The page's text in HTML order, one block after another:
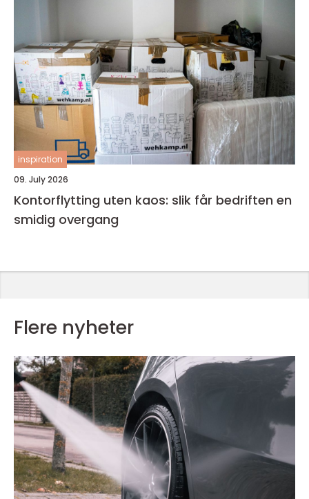
inspiration
09. July 2026
Kontorflytting uten kaos: slik får bedriften en
smidig overgang
Flere nyheter